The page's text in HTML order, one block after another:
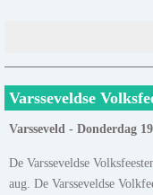
Varsseveldse
Varsseveld - Donderdag
De Varsseveldse
aug. De Varsseveldse